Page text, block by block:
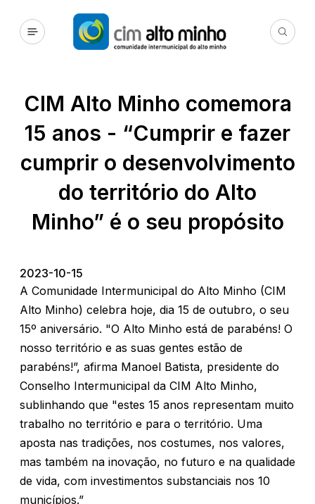
CIM Alto Minho comemora
15 anos - “Cumprir e fazer
cumprir o desenvolvimento
do território do Alto
Minho” é o seu propósito
2023-10-15
A Comunidade Intermunicipal do Alto Minho (CIM
Alto Minho) celebra hoje, dia 15 de outubro, o seu
15º aniversário. "O Alto Minho está de parabéns! O
nosso território e as suas gentes estão de
parabéns!”, afirma Manoel Batista, presidente do
Conselho Intermunicipal da CIM Alto Minho,
sublinhando que "estes 15 anos representam muito
trabalho no território e para o território. Uma
aposta nas tradições, nos costumes, nos valores,
mas também na inovação, no futuro e na qualidade
de vida, com investimentos substanciais nos 10
municípios.”